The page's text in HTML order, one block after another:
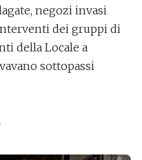
negozi invasi
dei gruppi di
della Locale a
sottopassi